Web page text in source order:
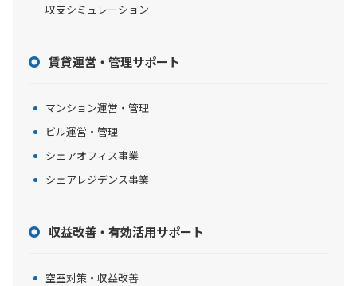
収支シミュレーション
賃貸運営・管理サポート
マンション運営・管理
ビル運営・管理
シェアオフィス事業
シェアレジデンス事業
収益改善・有効活用サポート
空室対策・収益改善